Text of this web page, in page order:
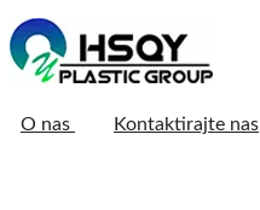
O nas Kontaktirajte nas